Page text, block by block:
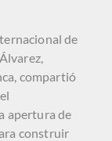
de
compartió
apertura de
construir